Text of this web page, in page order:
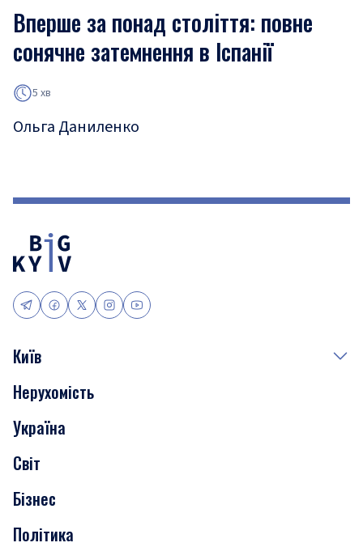
Вперше за понад століття: повне
сонячне затемнення в Іспанії
5 хв
Ольга Даниленко
Київ
Події
Скандали
Нерухомість
Транспорт
Нерухомість
Україна
Світ
Бізнес
Політика